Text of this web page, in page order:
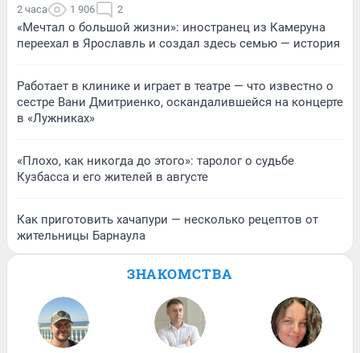
2 часа 1 906 2
«Мечтал о большой жизни»: иностранец из Камеруна
переехал в Ярославль и создал здесь семью — история
Работает в клинике и играет в театре — что известно о
сестре Вани Дмитриенко, оскандалившейся на концерте
в «Лужниках»
«Плохо, как никогда до этого»: таролог о судьбе
Кузбасса и его жителей в августе
Как приготовить хачапури — несколько рецептов от
жительницы Барнаула
ЗНАКОМСТВА